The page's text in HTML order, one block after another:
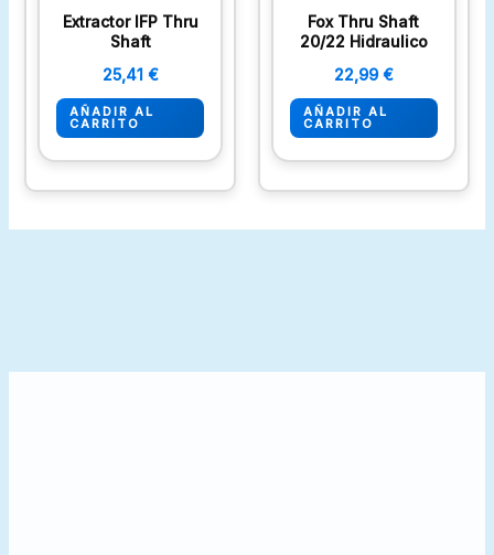
Extractor IFP Thru
Shaft
25,41 €
AÑADIR AL
CARRITO
Fox Thru Shaft
20/22 Hidraulico
22,99 €
AÑADIR AL
CARRITO